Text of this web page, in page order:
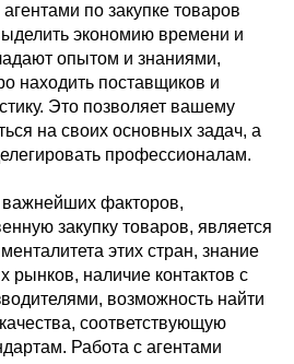
по закупке товаров
экономию времени и
опытом и знаниями,
находить поставщиков и
Это позволяет вашему
на своих основных задач, а
профессионалам.
важнейших факторов,
закупку товаров, является
этих стран, знание
рынков, наличие контактов с
возможность найти
соответствующую
Работа с агентами